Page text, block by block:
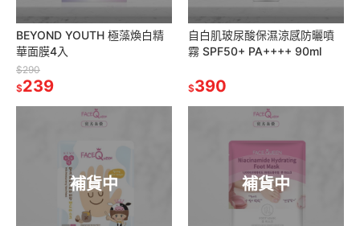
BEYOND YOUTH 極藻煥白精
華面膜4入
$290
$239
自白肌玻尿酸保濕涼感防曬噴
霧 SPF50+ PA++++ 90ml
$390
補貨中 補貨中